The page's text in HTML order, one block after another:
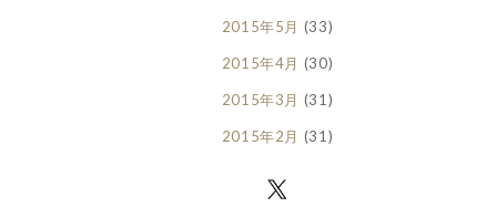
2015年5月 (33)
2015年4月 (30)
2015年3月 (31)
2015年2月 (31)